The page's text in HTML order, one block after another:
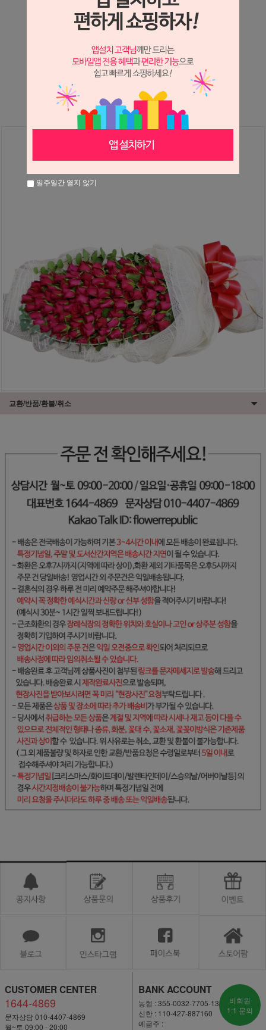
상세 정보를 확대해 보실 수 있습니다.
※ 필독해주세요 ※
는 시세 변동에 따라 가격이 달라질 수 있으니
문의 후 주문 바랍니다.
교환/반품/환불/취소
CUSTOMER CENTER
1644-4869
문자상담 010-4407-4869
월~토 09:00 - 20:00
BANK ACCOUNT
농협 : 355-0032-7705-13
신한 : 110-427-887160
예금주 :
비회원
1:1 문의
일주일간 열지 않기